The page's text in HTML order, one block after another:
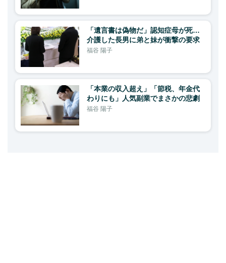
「遺言書は偽物だ」認知症母が死…
介護した長男に弟と妹が衝撃の要求
福谷 陽子
「本業の収入超え」「節税、年金代
わりにも」人気副業でまさかの悲劇
福谷 陽子